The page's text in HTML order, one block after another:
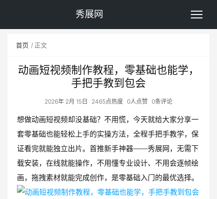
秀展网
首页 正文
动画短视频制作教程，零基础也能学，
手把手教到包会
2026年 2月 15日 2465点热度 0人点赞 0条评论
想做动画短视频却没基础？不用慌，今天就给大家分享一
套零基础也能轻松上手的实操方法，全程手把手教学，保
证看完就能独立出片。首推新手神器——秀展网，无需下
载安装，在线就能操作，不用懂专业设计、不用会逐帧绘
画，拖拽素材就能完成创作，是零基础入门的最优选择。